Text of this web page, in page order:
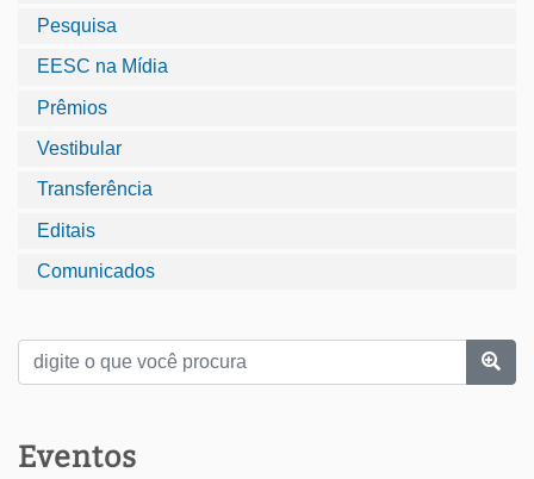
Pesquisa
EESC na Mídia
Prêmios
Vestibular
Transferência
Editais
Comunicados
Eventos